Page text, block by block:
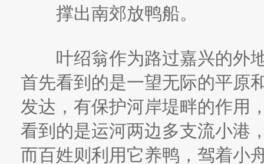
撑出南郊放鸭船。
叶绍翁作为路过嘉兴的外地
首先看到的是一望无际的平原
发达，有保护河岸堤畔的作用
看到的是运河两边多支流小港
而百姓则利用它养鸭，驾着小